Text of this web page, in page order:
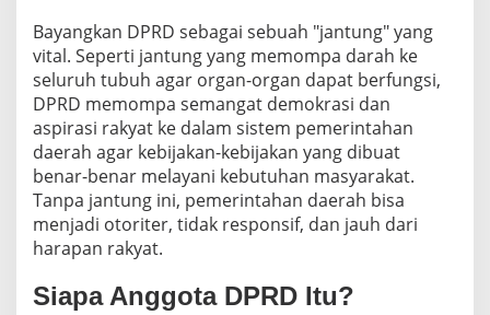
Bayangkan DPRD sebagai sebuah "jantung" yang
vital. Seperti jantung yang memompa darah ke
seluruh tubuh agar organ-organ dapat berfungsi,
DPRD memompa semangat demokrasi dan
aspirasi rakyat ke dalam sistem pemerintahan
daerah agar kebijakan-kebijakan yang dibuat
benar-benar melayani kebutuhan masyarakat.
Tanpa jantung ini, pemerintahan daerah bisa
menjadi otoriter, tidak responsif, dan jauh dari
harapan rakyat.
Siapa Anggota DPRD Itu?